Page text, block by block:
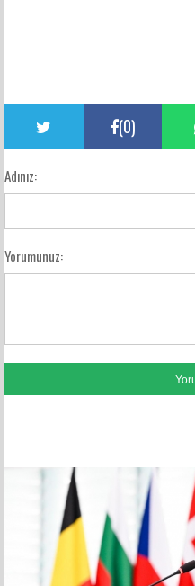
(0)
Adınız:
Yorumunuz: